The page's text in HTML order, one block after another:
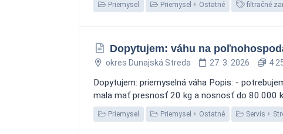
Priemysel Priemysel Ostatné filtračné
Dopytujem: váhu na
okres Dunajská Streda 27. 3. 2026 4
Dopytujem: priemyselná váha Popis: -
mala mať presnosť 20 kg a nosnosť do 80.000
Priemysel Priemysel Ostatné Servis